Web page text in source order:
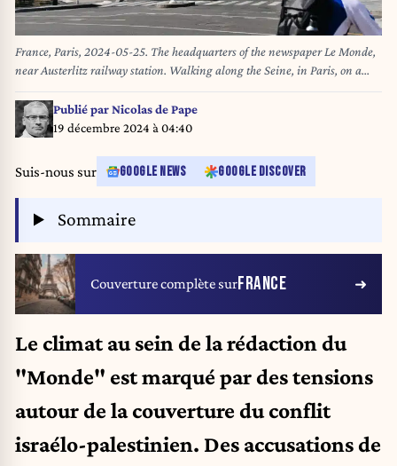
France, Paris, 2024-05-25. The headquarters of the newspaper Le Monde,
near Austerlitz railway station. Walking along the Seine, in Paris, on a
sunny day. Photography by Adrien Fillon / Hans Lucas. France, Paris,
2024-05-25. Le siege social et redaction du journal Le Monde, pres de la
gare d Austerlitz. Marche le long de la Seine, a Paris, un jour ensoleille.
Hans Lucas / Hans Lucas via AFP)
Publié parNicolas de Pape
19 décembre 2024 à 04:40
Suis-nous sur GOOGLE NEWS GOOGLE DISCOVER
Sommaire
Couverture complète surFRANCE
Le climat au sein de la rédaction du
"Monde" est marqué par des tensions
autour de la couverture du conflit
israélo-palestinien. Des accusations de